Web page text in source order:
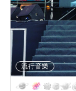
流行音樂